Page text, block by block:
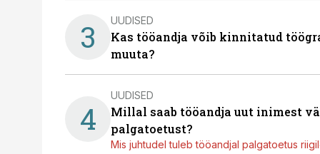
3 UUDISED
Kas tööandja võib kinnitatud
muuta?
4
UUDISED
Millal saab tööandja uut inimest
palgatoetust?
Mis juhtudel tuleb tööandjal palgatoetus